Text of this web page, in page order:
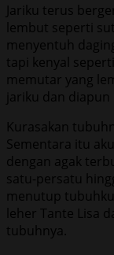
Jariku terus
lembut seperti
menyentuh
tapi kenyal
memutar yang
jariku dan
Kurasakan
Sementara itu
dengan agak
satu-persatu
menutup
leher Tante Lisa
tubuhnya.